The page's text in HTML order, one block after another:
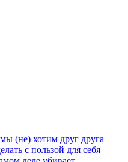
(не) хотим друг друга
с пользой для себя